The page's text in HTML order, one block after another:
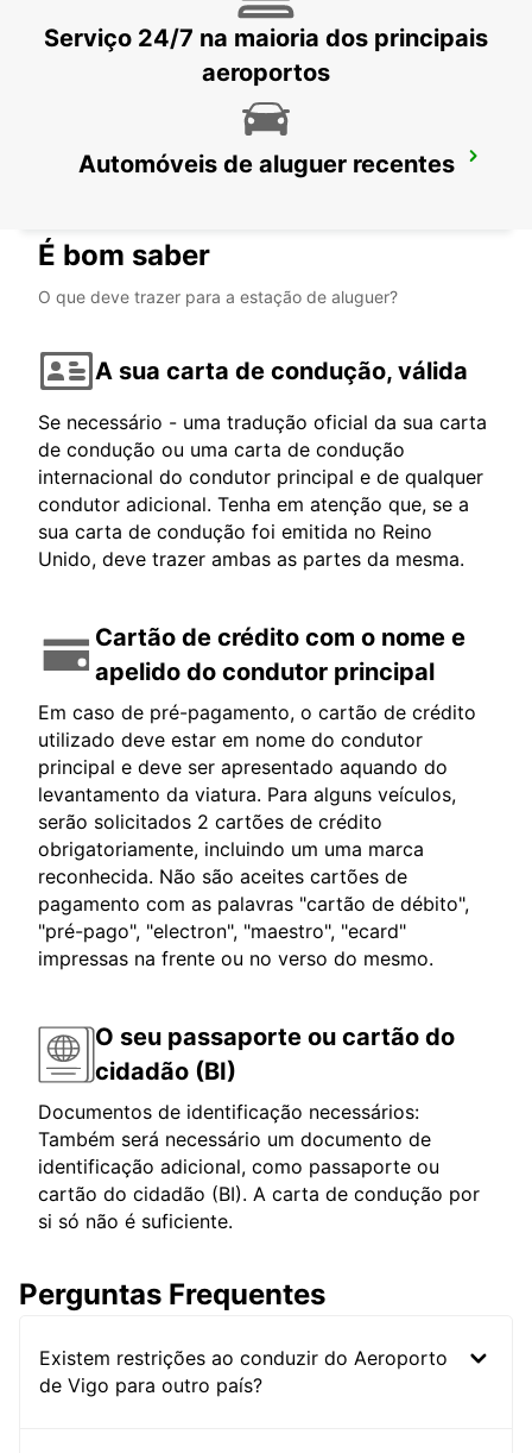
PORTO MAIA SUPERSITE
Serviço 24/7 na maioria dos principais
aeroportos
Automóveis de aluguer recentes
É bom saber
O que deve trazer para a estação de aluguer?
A sua carta de condução, válida
Se necessário - uma tradução oficial da sua carta
de condução ou uma carta de condução
internacional do condutor principal e de qualquer
condutor adicional. Tenha em atenção que, se a
sua carta de condução foi emitida no Reino
Unido, deve trazer ambas as partes da mesma.
Cartão de crédito com o nome e
apelido do condutor principal
Em caso de pré-pagamento, o cartão de crédito
utilizado deve estar em nome do condutor
principal e deve ser apresentado aquando do
levantamento da viatura. Para alguns veículos,
serão solicitados 2 cartões de crédito
obrigatoriamente, incluindo um uma marca
reconhecida. Não são aceites cartões de
pagamento com as palavras "cartão de débito",
"pré-pago", "electron", "maestro", "ecard"
impressas na frente ou no verso do mesmo.
O seu passaporte ou cartão do
cidadão (BI)
Documentos de identificação necessários:
Também será necessário um documento de
identificação adicional, como passaporte ou
cartão do cidadão (BI). A carta de condução por
si só não é suficiente.
Perguntas Frequentes
Existem restrições ao conduzir do Aeroporto
de Vigo para outro país?